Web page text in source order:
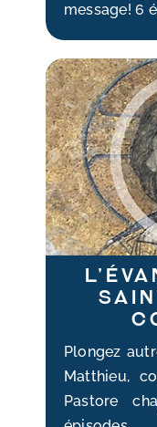
message! 6
Plongez
Matthieu,
Pastore